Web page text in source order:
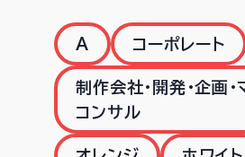
A コーポレート
制作会社･開発･企画･
コンサル